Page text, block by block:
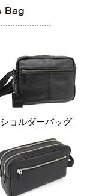
ショルダーバッグ